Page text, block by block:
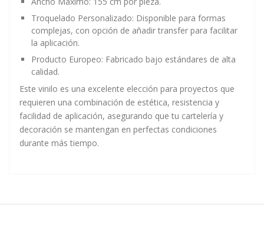
Troquelado Personalizado: Disponible para formas
complejas, con opción de añadir transfer para facilitar
la aplicación.
Producto Europeo: Fabricado bajo estándares de alta
calidad.
Este vinilo es una excelente elección para proyectos que
requieren una combinación de estética, resistencia y
facilidad de aplicación, asegurando que tu cartelería y
decoración se mantengan en perfectas condiciones
durante más tiempo.